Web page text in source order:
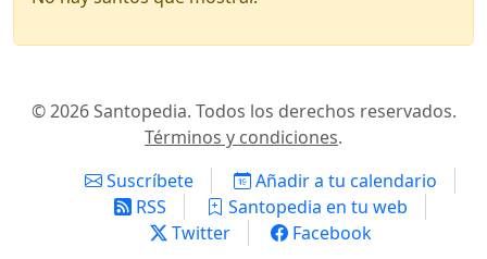
© 2026 Santopedia. Todos los derechos reservados.
Términos y condiciones.
Suscríbete
Añadir a tu calendario
RSS
Santopedia en tu web
Twitter
Facebook